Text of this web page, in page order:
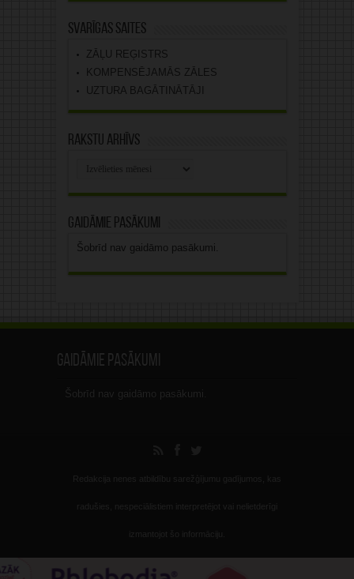
Svarīgas saites
ZĀĻU REĢISTRS
KOMPENSĒJAMĀS ZĀLES
UZTURA BAGĀTINĀTĀJI
Rakstu arhīvs
Gaidāmie pasākumi
Šobrīd nav gaidāmo pasākumi.
Gaidāmie pasākumi
Šobrīd nav gaidāmo pasākumi.
Redakcija nenes atbildību sarežģījumu gadījumos, kas